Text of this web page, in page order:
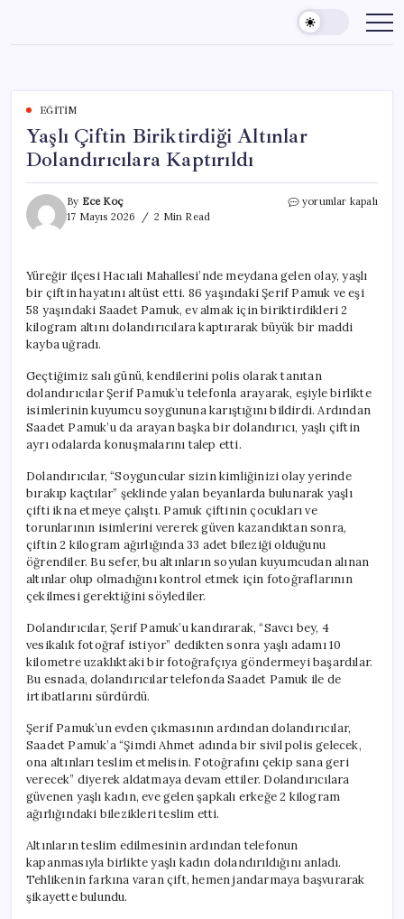
content
EĞITIM
Yaşlı Çiftin Biriktirdiği Altınlar
Dolandırıcılara Kaptırıldı
By Ece Koç
17 Mayıs 2026
2 Min Read
Yaşlı
Kaptırıldı
için
yorumlar kapalı
Yüreğir ilçesi Hacıali Mahallesi’nde meydana gelen olay, yaşlı
bir çiftin hayatını altüst etti. 86 yaşındaki Şerif Pamuk ve eşi
58 yaşındaki Saadet Pamuk, ev almak için biriktirdikleri 2
kilogram altını dolandırıcılara kaptırarak büyük bir maddi
kayba uğradı.
Geçtiğimiz salı günü, kendilerini polis olarak tanıtan
dolandırıcılar Şerif Pamuk’u telefonla arayarak, eşiyle birlikte
isimlerinin kuyumcu soygununa karıştığını bildirdi. Ardından
Saadet Pamuk’u da arayan başka bir dolandırıcı, yaşlı çiftin
ayrı odalarda konuşmalarını talep etti.
Dolandırıcılar, “Soyguncular sizin kimliğinizi olay yerinde
bırakıp kaçtılar” şeklinde yalan beyanlarda bulunarak yaşlı
çifti ikna etmeye çalıştı. Pamuk çiftinin çocukları ve
torunlarının isimlerini vererek güven kazandıktan sonra,
çiftin 2 kilogram ağırlığında 33 adet bileziği olduğunu
öğrendiler. Bu sefer, bu altınların soyulan kuyumcudan alınan
altınlar olup olmadığını kontrol etmek için fotoğraflarının
çekilmesi gerektiğini söylediler.
Dolandırıcılar, Şerif Pamuk’u kandırarak, “Savcı bey, 4
vesikalık fotoğraf istiyor” dedikten sonra yaşlı adamı 10
kilometre uzaklıktaki bir fotoğrafçıya göndermeyi başardılar.
Bu esnada, dolandırıcılar telefonda Saadet Pamuk ile de
irtibatlarını sürdürdü.
Şerif Pamuk’un evden çıkmasının ardından dolandırıcılar,
Saadet Pamuk’a “Şimdi Ahmet adında bir sivil polis gelecek,
ona altınları teslim etmelisin. Fotoğrafını çekip sana geri
verecek” diyerek aldatmaya devam ettiler. Dolandırıcılara
güvenen yaşlı kadın, eve gelen şapkalı erkeğe 2 kilogram
ağırlığındaki bilezikleri teslim etti.
Altınların teslim edilmesinin ardından telefonun
kapanmasıyla birlikte yaşlı kadın dolandırıldığını anladı.
Tehlikenin farkına varan çift, hemen jandarmaya başvurarak
şikayette bulundu.